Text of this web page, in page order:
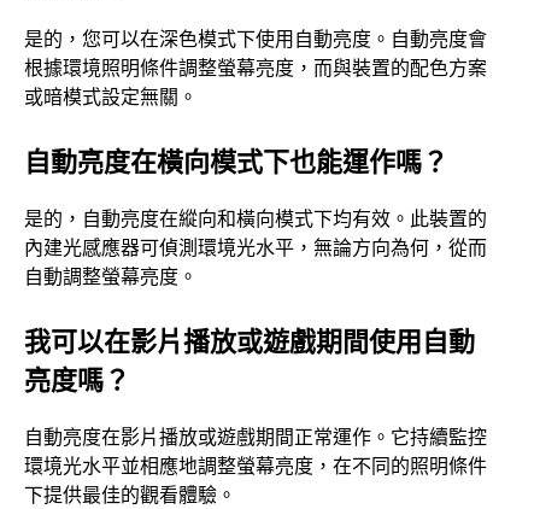
是的，您可以在深色模式下使用自動亮度。自動亮度會
根據環境照明條件調整螢幕亮度，而與裝置的配色方案
或暗模式設定無關。
自動亮度在橫向模式下也能運作嗎？
是的，自動亮度在縱向和橫向模式下均有效。此裝置的
內建光感應器可偵測環境光水平，無論方向為何，從而
自動調整螢幕亮度。
我可以在影片播放或遊戲期間使用自動
亮度嗎？
自動亮度在影片播放或遊戲期間正常運作。它持續監控
環境光水平並相應地調整螢幕亮度，在不同的照明條件
下提供最佳的觀看體驗。